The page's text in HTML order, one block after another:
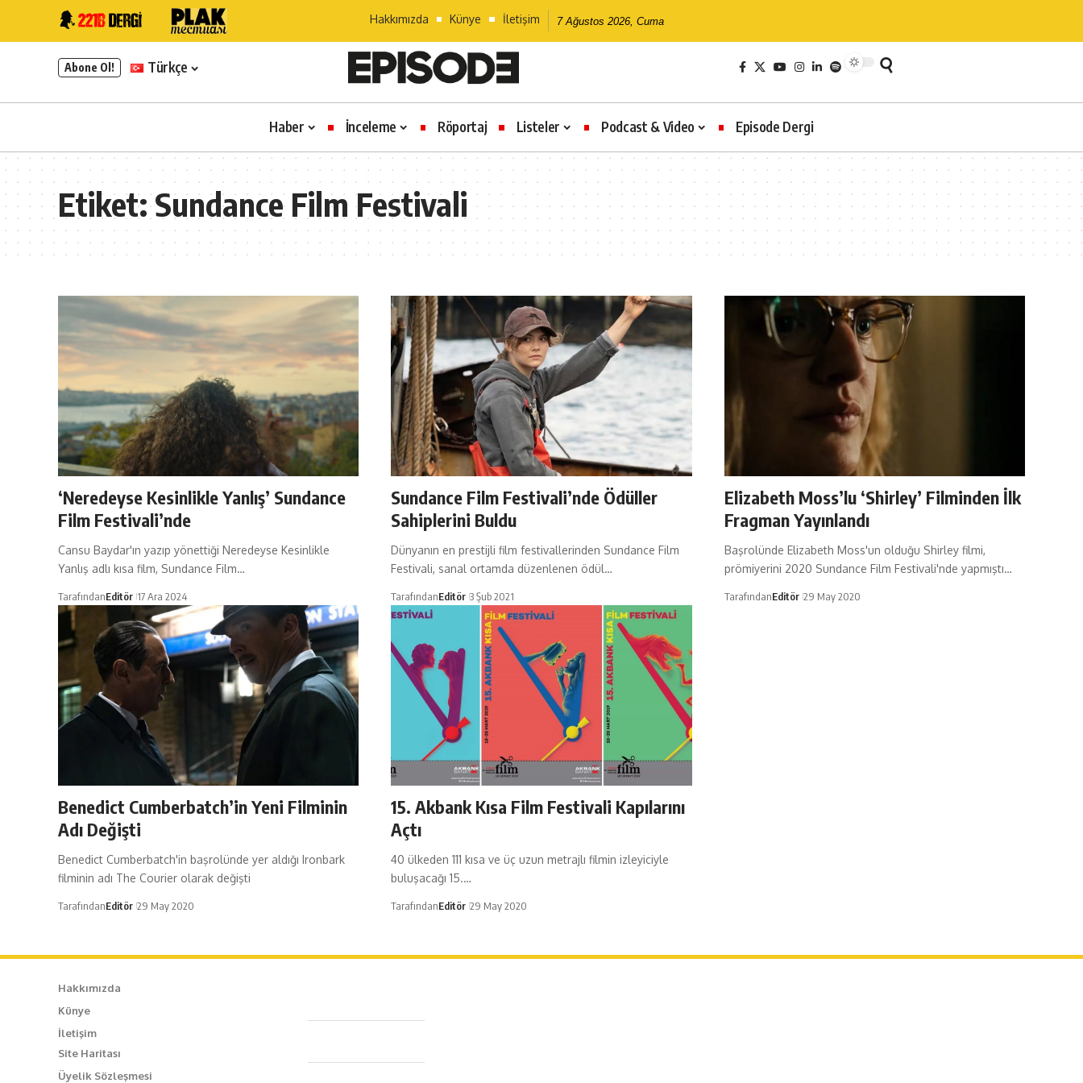
Hakkımızda Künye İletişim 7 Ağustos 2026, Cuma
Abone Ol! Türkçe
Haber İnceleme Röportaj Listeler Podcast & Video Episode Dergi
Etiket:Sundance Film Festivali
‘Neredeyse Kesinlikle Yanlış’ Sundance
Film Festivali’nde
Cansu Baydar'ın yazıp yönettiği Neredeyse Kesinlikle
Yanlış adlı kısa film, Sundance Film…
TarafındanEditör 17 Ara 2024
Sundance Film Festivali’nde Ödüller
Sahiplerini Buldu
Dünyanın en prestijli film festivallerinden Sundance Film
Festivali, sanal ortamda düzenlenen ödül…
TarafındanEditör 3 Şub 2021
Elizabeth Moss’lu ‘Shirley’ Filminden İlk
Fragman Yayınlandı
Başrolünde Elizabeth Moss'un olduğu Shirley filmi,
prömiyerini 2020 Sundance Film Festivali'nde yapmıştı…
TarafındanEditör 29 May 2020
Benedict Cumberbatch’in Yeni Filminin
Adı Değişti
Benedict Cumberbatch'in başrolünde yer aldığı Ironbark
filminin adı The Courier olarak değişti
TarafındanEditör 29 May 2020
15. Akbank Kısa Film Festivali Kapılarını
Açtı
40 ülkeden 111 kısa ve üç uzun metrajlı filmin izleyiciyle
buluşacağı 15.…
TarafındanEditör 29 May 2020
Hakkımızda
Künye
İletişim
Site Haritası
Üyelik Sözleşmesi
Caferağa Mah. Dr. Şakir Paşa Sok. No3/A Kadıköy İstanbul
+90 543 345 46 00